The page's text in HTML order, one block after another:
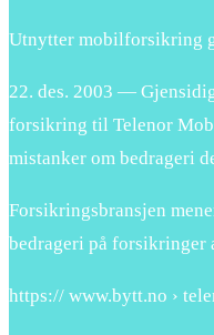
Utnytter mobilforsikring
22. des. 2003 —
forsikring til Telenor
mistanker om bedrageri
Forsikringsbransjen
bedrageri på forsikringer
https:// www.bytt.no ›